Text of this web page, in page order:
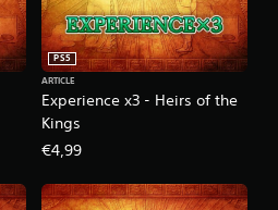
Experience x3 - Heirs of the
Kings
PS5
ARTICLE
€4,99